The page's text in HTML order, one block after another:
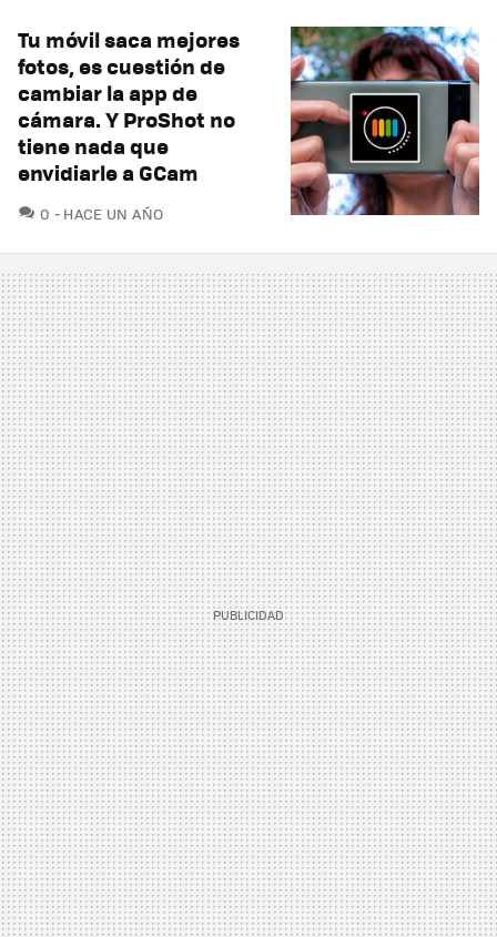
Tu móvil saca mejores
fotos, es cuestión de
cambiar la app de
cámara. Y ProShot no
tiene nada que
envidiarle a GCam
0 COMENTARIOS
HACE UN AÑO